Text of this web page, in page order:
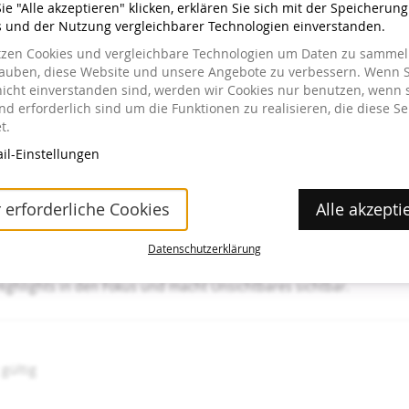
auch ein Eintrittsticket gelöst werden, jedoch gelten hier
statt, auf Anfrage können Führungen in englischer Sprache
und-vermittlung/erwachsene
Lebendigen Austausch und Offenheit?
in den Fokus und macht Unsichtbares sichtbar.
"Alle akzeptieren" klicken, erklären Sie sich mit der
und der Nutzung vergleichbarer Technologien einverstanden.
Cookies und vergleichbare Technologien um Daten zu
diese Website und unsere Angebote zu verbessern. Wenn
einverstanden sind, werden wir Cookies nur benutzen, wenn
erforderlich sind um die Funktionen zu realisieren, die diese
Einstellungen
erforderliche Cookies Alle
Datenschutzerklärung